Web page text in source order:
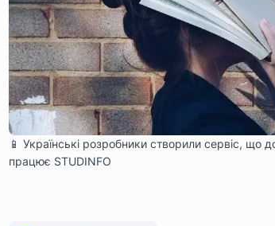
📱 Українські розробники створили сервіс, що
працює STUDINFO